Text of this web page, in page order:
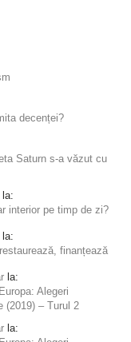
decenței?
Saturn s-a văzut cu
la:
interior pe timp de zi?
la:
finanțează
la:
Alegeri
(2019) – Turul 2
la: